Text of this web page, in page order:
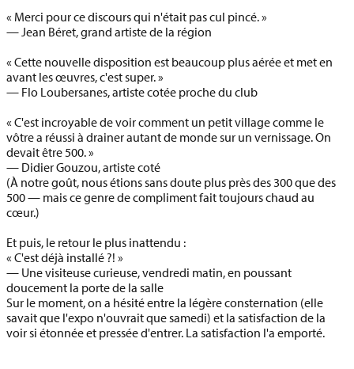
« Merci pour ce discours qui n'était pas cul pincé. »
—Jean Béret, grand artiste de la région
« Cette nouvelle disposition est beaucoup plus aérée et met en
avant les œuvres, c'est super. »
— Flo Loubersanes, artiste cotée proche du club
« C'est incroyable de voir comment un petit village comme le
vôtre a réussi à drainer autant de monde sur un vernissage. On
devait être 500. »
— Didier Gouzou, artiste coté
(À notre goût, nous étions sans doute plus près des300que des
500 — mais ce genre de compliment fait toujours chaud au
cœur.)
Et puis, le retour le plus inattendu :
« C'est déjà installé ?! »
— Une visiteuse curieuse, vendredi matin, en poussant
doucement la porte de la salle
Sur le moment, on a hésité entre la légère consternation (elle
savait que l'expo n'ouvrait que samedi) et la satisfaction de la
voir si étonnée et pressée d'entrer. La satisfaction l'a emporté.